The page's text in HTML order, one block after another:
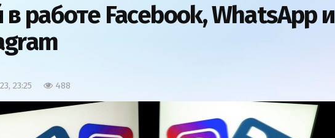
в работе Facebook, WhatsApp и
23:25 488